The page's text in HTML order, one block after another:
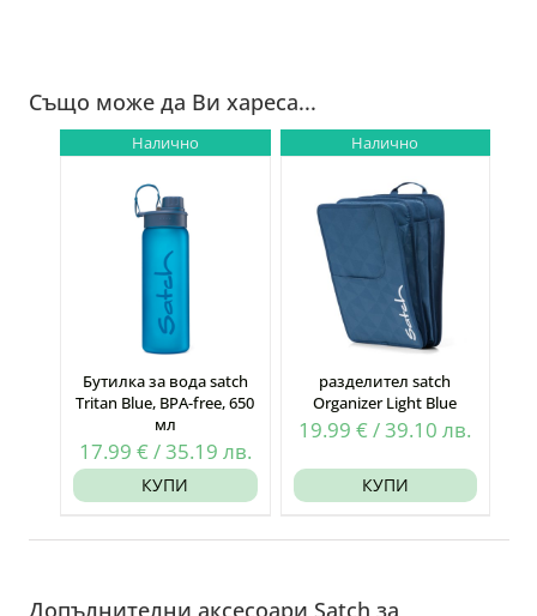
Също може да Ви хареса...
Налично
Бутилка за вода satch
Tritan Blue, BPA-free, 650
мл
17.99 € /35.19 лв.
КУПИ
Налично
разделител satch
Organizer Light Blue
19.99€ /39.10лв.
КУПИ
Допълнителни аксесоари Satch за